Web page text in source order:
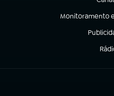
(abre
Monitoramento
(abre em nova
(abre